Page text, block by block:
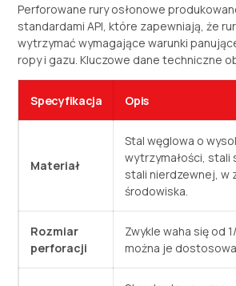
Perforowane rury osłonowe
standardami API, które zapewniają, że
wytrzymać wymagające warunki
ropy i gazu. Kluczowe dane techniczne
Specyfikacja Opis
Materiał
Stal węglowa o
wytrzymałości,
stali nierdzewnej, w
środowiska.
Rozmiar
perforacji
Zwykle waha się od
można je